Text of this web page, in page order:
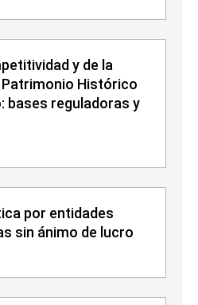
y de la
Histórico
bases reguladoras y
por entidades
sin ánimo de lucro